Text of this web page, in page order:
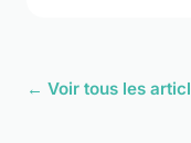
← Voir tous les